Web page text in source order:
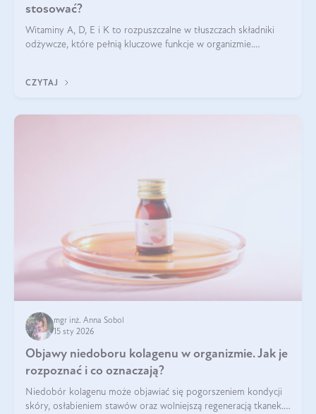
stosować?
Witaminy A, D, E i K to rozpuszczalne w tłuszczach składniki
odżywcze, które pełnią kluczowe funkcje w organizmie.
CZYTAJ
mgr inż. Anna Sobol
15 sty 2026
Objawy niedoboru kolagenu w organizmie. Jak je
rozpoznać i co oznaczają?
Niedobór kolagenu może objawiać się pogorszeniem kondycji
skóry, osłabieniem stawów oraz wolniejszą regeneracją tkanek.